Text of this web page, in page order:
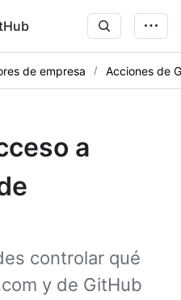
de empresa Acciones de
a
controlar qué
y de GitHub